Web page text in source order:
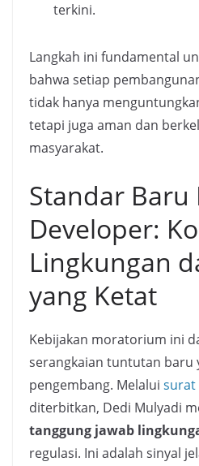
terkini.
Langkah ini fundamental
bahwa setiap
tidak hanya
tetapi juga aman dan
masyarakat.
Standar Baru
Developer:
Lingkungan
yang Ketat
Kebijakan moratorium ini
serangkaian tuntutan baru
pengembang. Melalui surat
diterbitkan, Dedi Mulyadi
tanggung jawab
regulasi. Ini adalah sinyal